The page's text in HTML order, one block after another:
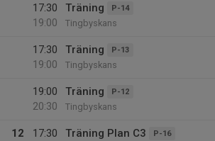
17:30
19:00
Träning P-14
Tingbyskans
17:30
19:00
Träning P-13
Tingbyskans
19:00
20:30
Träning P-12
Tingbyskans
12
17:30
Träning Plan C3 P-16